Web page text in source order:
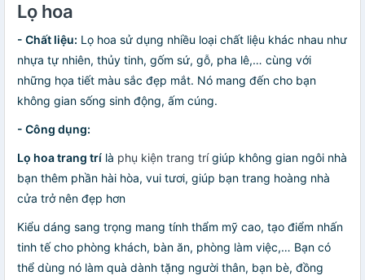
Lọ hoa
- Chất liệu: Lọ hoa sử dụng nhiều loại chất liệu khác nhau như
nhựa tự nhiên, thủy tinh, gốm sứ, gỗ, pha lê,… cùng với
những họa tiết màu sắc đẹp mắt. Nó mang đến cho bạn
không gian sống sinh động, ấm cúng.
- Công dụng:
Lọ hoa trang trí là phụ kiện trang trígiúp không gian ngôi nhà
bạn thêm phần hài hòa, vui tươi, giúp bạn trang hoàng nhà
cửa trở nên đẹp hơn
Kiểu dáng sang trọng mang tính thẩm mỹ cao, tạo điểm nhấn
tinh tế cho phòng khách, bàn ăn, phòng làm việc,… Bạn có
thể dùng nó làm quà dành tặng người thân, bạn bè, đồng